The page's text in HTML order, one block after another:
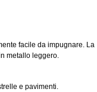
facile da impugnare. La
metallo leggero.
e pavimenti.